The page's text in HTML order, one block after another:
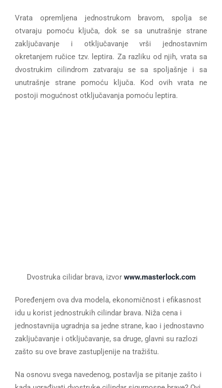
Vrata opremljena jednostrukom bravom, spolja se
otvaraju pomoću ključa, dok se sa unutrašnje strane
zaključavanje i otključavanje vrši jednostavnim
okretanjem ručice tzv. leptira. Za razliku od njih, vrata sa
dvostrukim cilindrom zatvaraju se sa spoljašnje i sa
unutrašnje strane pomoću ključa. Kod ovih vrata ne
postoji mogućnost otključavanja pomoću leptira.
Dvostruka cilidar brava, izvor www.masterlock.com
Poređenjem ova dva modela, ekonomičnost i efikasnost
idu u korist jednostrukih cilindar brava. Niža cena i
jednostavnija ugradnja sa jedne strane, kao i jednostavno
zaključavanje i otključavanje, sa druge, glavni su razlozi
zašto su ove brave zastupljenije na tražištu.
Na osnovu svega navedenog, postavlja se pitanje zašto i